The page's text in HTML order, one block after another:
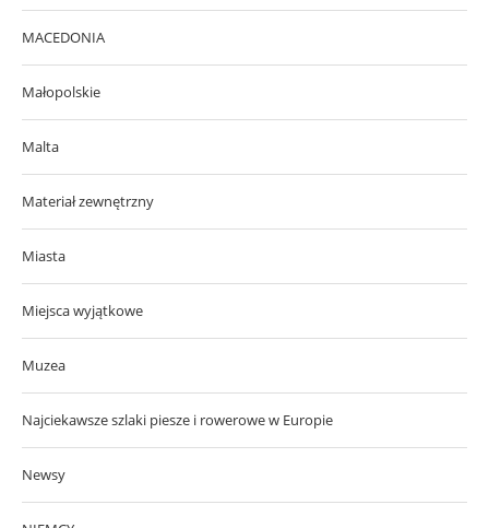
MACEDONIA
Małopolskie
Malta
Materiał zewnętrzny
Miasta
Miejsca wyjątkowe
Muzea
Najciekawsze szlaki piesze i rowerowe w Europie
Newsy